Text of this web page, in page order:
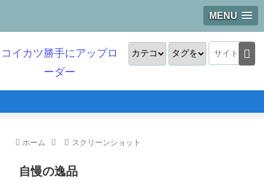
MENU
コイカツ勝手にアップロ
ーダー
ホーム スクリーンショット
自慢の逸品